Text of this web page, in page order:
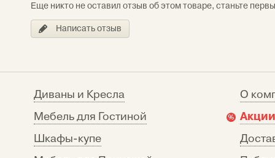
Еще никто не оставил отзыв об этом товаре, станьте
Написать отзыв
Диваны и Кресла
Мебель для Гостиной
Шкафы-купе
О